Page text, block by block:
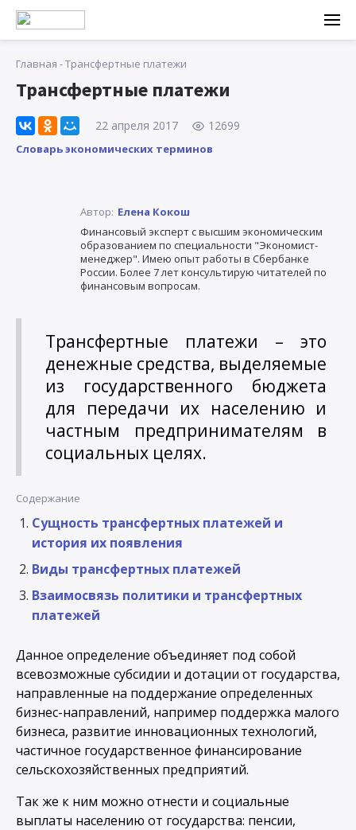
Главная -Трансфертные платежи
Трансфертные платежи
22 апреля 2017 12699
Словарь экономических терминов
Автор: Елена Кокош
Финансовый эксперт с высшим экономическим
образованием по специальности "Экономист-
менеджер". Имею опыт работы в Сбербанке
России. Более 7 лет консультирую читателей по
финансовым вопросам.
Трансфертные платежи – это
денежные средства, выделяемые
из государственного бюджета
для передачи их населению и
частным предпринимателям в
социальных целях.
Содержание
Сущность трансфертных платежей и
история их появления
Виды трансфертных платежей
Взаимосвязь политики и трансфертных
платежей
Данное определение объединяет под собой
всевозможные субсидии и дотации от государства,
направленные на поддержание определенных
бизнес-направлений, например поддержка малого
бизнеса, развитие инновационных технологий,
частичное государственное финансирование
сельскохозяйственных предприятий.
Так же к ним можно отнести и социальные
выплаты населению от государства: пенсии,